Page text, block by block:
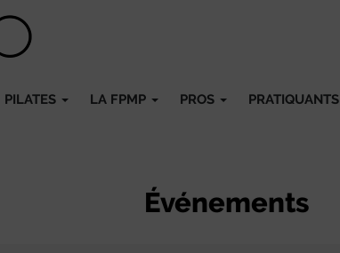
PILATES LA FPMP PROS PRATIQUANTS
Événements